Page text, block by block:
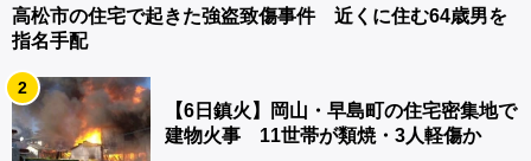
高松市の住宅で起きた強盗致傷事件 近くに住む64歳男を
指名手配
2
【6日鎮火】岡山・早島町の住宅密集地で
建物火事 11世帯が類焼・3人軽傷か